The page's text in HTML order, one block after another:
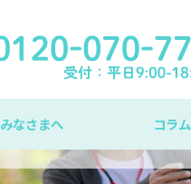
なさまへ コラム